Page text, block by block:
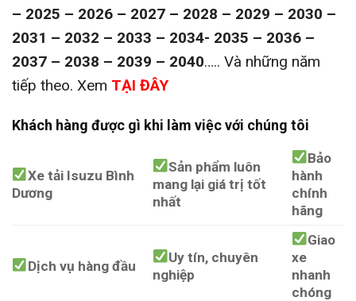
– 2025 – 2026 – 2027 – 2028 – 2029 – 2030 –
2031 – 2032 – 2033 – 2034- 2035 – 2036 –
2037 – 2038 – 2039 – 2040….. Và những năm
tiếp theo. Xem TẠI ĐÂY
Khách hàng được gì khi làm việc với chúng tôi
Xe tải Isuzu Bình
Dương
Sản phẩm luôn
mang lại giá trị tốt
nhất
Bảo
hành
chính
hãng
Dịch vụ hàng đầu
Uy tín, chuyên
nghiệp
Giao
xe
nhanh
chóng